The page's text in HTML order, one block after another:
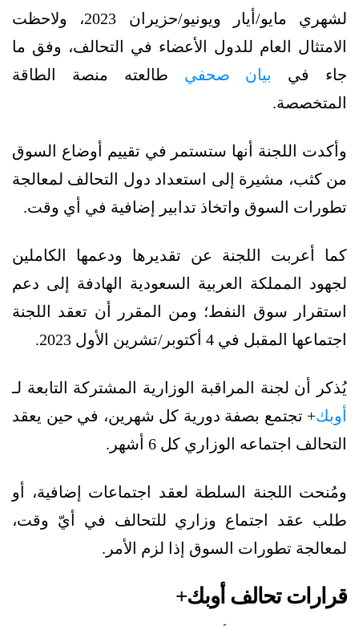
لشهري مايو/أيار ويونيو/حزيران 2023، ولاحظت
الامتثال العام للدول الأعضاء في التحالف، وفق ما
جاء في
بيان صحفي طالعته منصة الطاقة
المتخصصة.
وأكدت اللجنة أنها ستستمر في تقييم أوضاع السوق
من كثب، مشيرة إلى استعداد دول التحالف لمعالجة
تطورات السوق واتخاذ تدابير إضافية في أي وقت.
كما أعربت اللجنة عن تقديرها ودعمها الكاملين
لجهود المملكة العربية السعودية الهادفة إلى دعم
استقرار سوق النفط؛ ومن المقرر أن تعقد اللجنة
اجتماعها المقبل في 4 أكتوبر/تشرين الأول 2023.
يُذكر أن لجنة المراقبة الوزارية المشتركة التابعة لـ
أوبك+ تجتمع بصفة دورية كل شهرين، في حين يعقد
التحالف اجتماعه الوزاري كل 6 أشهر.
ومُنحت اللجنة السلطة لعقد اجتماعات إضافية، أو
طلب عقد اجتماع وزاري للتحالف في أيّ وقت،
لمعالجة تطورات السوق إذا لزم الأمر.
قرارات تحالف أوبك+